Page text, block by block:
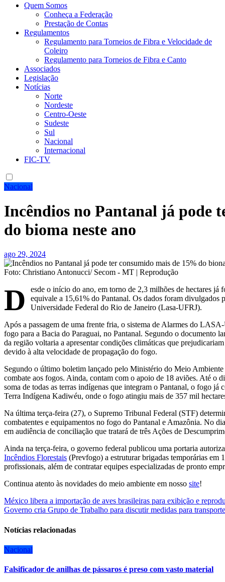
Site da Federação Internacional dos Criadores de Pássaros
Quem Somos
Conheça a Federação
Prestação de Contas
Regulamentos
Regulamento para Torneios de Fibra e Velocidade de
Coleiro
Regulamento para Torneios de Fibra e Canto
Associados
Legislação
Notícias
Norte
Nordeste
Centro-Oeste
Sudeste
Sul
Nacional
Internacional
FIC-TV
Nacional
Incêndios no Pantanal já pode
do bioma neste ano
ago 29, 2024
Foto: Christiano Antonucci/ Secom - MT | Reprodução
D
esde o início do ano, em torno de 2,3 milhões de hectares
equivale a 15,61% do Pantanal. Os dados foram
Universidade Federal do Rio de Janeiro (Lasa-UFRJ).
Após a passagem de uma frente fria, o sistema de Alarmes do
fogo para a Bacia do Paraguai, no Pantanal. Segundo o documento
da região voltaria a apresentar condições climáticas que
devido à alta velocidade de propagação do fogo.
Segundo o último boletim lançado pelo Ministério do Meio
combate aos fogos. Ainda, contam com o apoio de 18 aviões. Até o
soma de todas as terras indígenas que integram o Pantanal, o fogo
Terra Indígena Kadiwéu, onde o fogo atingiu mais de 357 mil
Na última terça-feira (27), o Supremo Tribunal Federal (STF)
combatentes e equipamentos no fogo do Pantanal e Amazônia. No
em audiência de conciliação que tratará de três Ações de
Ainda na terça-feira, o governo federal publicou uma portaria
Incêndios Florestais (Prevfogo) a estruturar brigadas temporárias em
profissionais, além de contratar equipes especializadas de pronto
Continua atento às novidades do meio ambiente em nosso site!
Navegação
de
Post
México libera a importação de aves brasileiras para exibição e
Governo cria Grupo de Trabalho para discutir medidas para
Notícias relacionadas
Nacional
Falsificador de anilhas de pássaros é preso com vasto material